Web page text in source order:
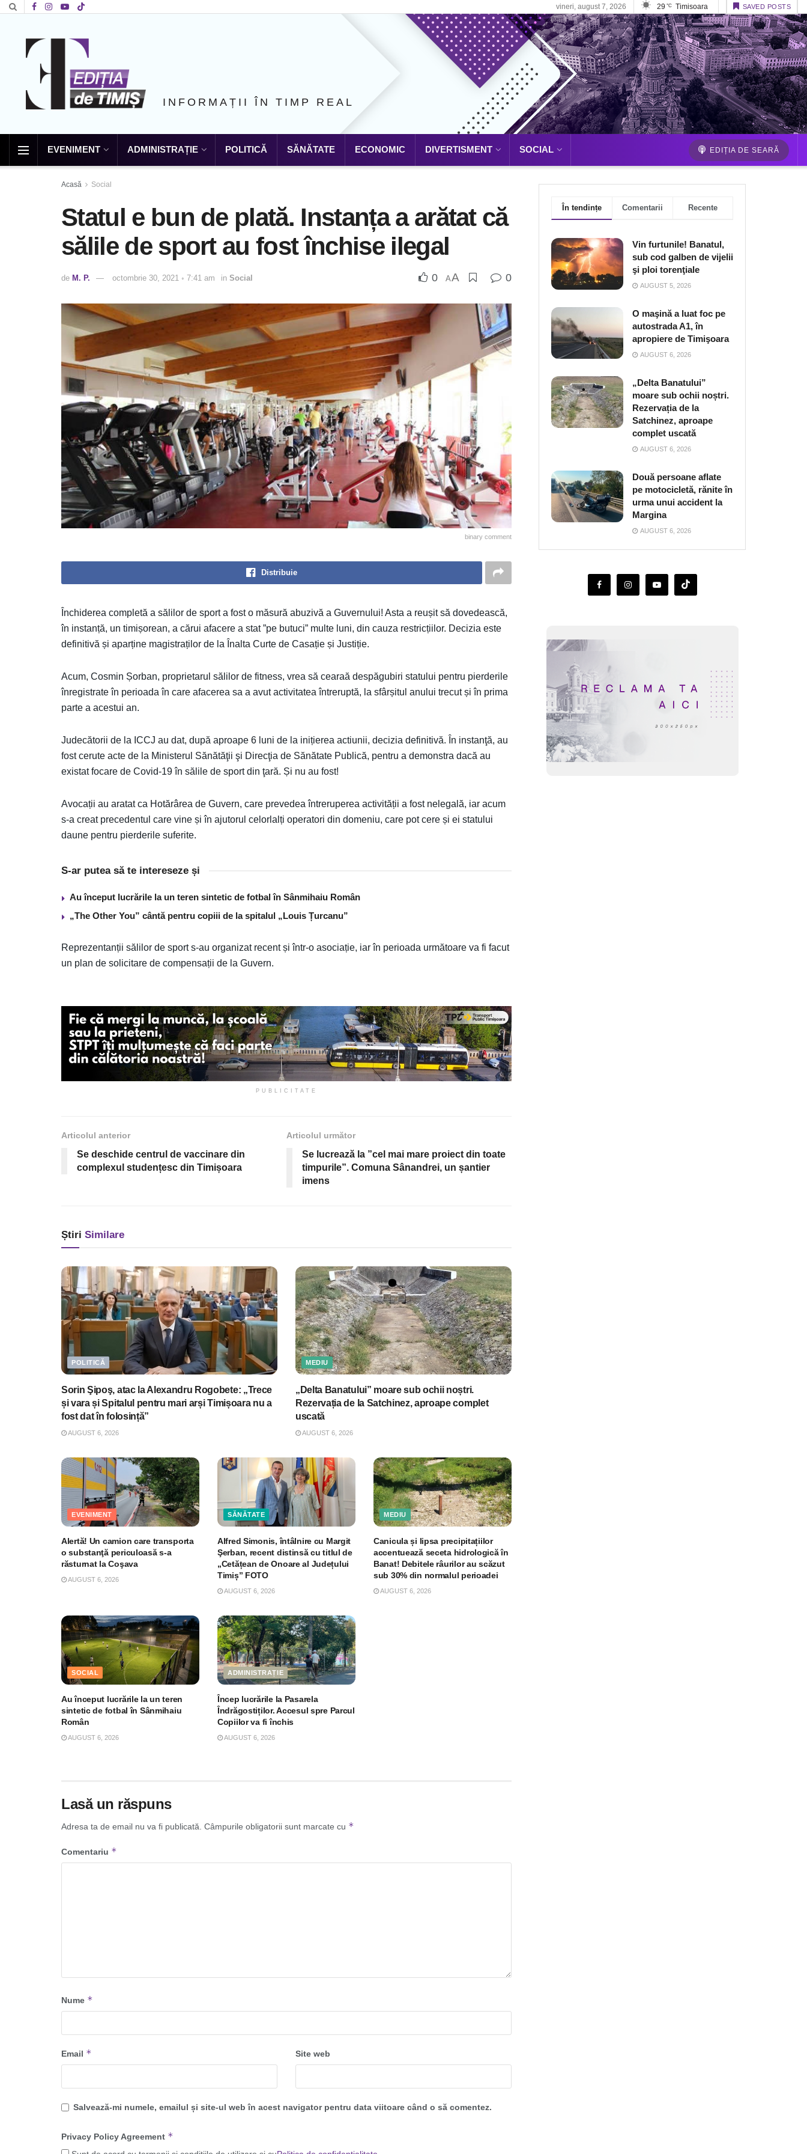
vineri, august 7, 2026 29 °C Timisoara SAVED POSTS
INFORMAȚII ÎN TIMP REAL
EVENIMENT ADMINISTRAȚIE POLITICĂ SĂNĂTATE ECONOMIC DIVERTISMENT SOCIAL EDIȚIA DE SEARĂ
Acasă Social
Statul e bun de plată. Instanța a arătat că
sălile de sport au fost închise ilegal
de M. P. octombrie 30, 2021 ◦ 7:41 am in Social 0 AA 0
binary comment
Distribuie
Închiderea completă a sălilor de sport a fost o măsură abuzivă a Guvernului! Asta a reușit să dovedească,
în instanță, un timișorean, a cărui afacere a stat ”pe butuci” multe luni, din cauza restricțiilor. Decizia este
definitivă și aparține magistraților de la Înalta Curte de Casație și Justiție.
Acum, Cosmin Șorban, proprietarul sălilor de fitness, vrea să cearaă despăgubiri statului pentru pierderile
înregistrate în perioada în care afacerea sa a avut activitatea întreruptă, la sfârșitul anului trecut și în prima
parte a acestui an.
Judecătorii de la ICCJ au dat, după aproape 6 luni de la inițierea actiunii, decizia definitivă. În instanţă, au
fost cerute acte de la Ministerul Sănătăţii şi Direcţia de Sănătate Publică, pentru a demonstra dacă au
existat focare de Covid-19 în sălile de sport din ţară. Și nu au fost!
Avocații au aratat ca Hotărârea de Guvern, care prevedea întreruperea activității a fost nelegală, iar acum
s-a creat precedentul care vine și în ajutorul celorlalți operatori din domeniu, care pot cere și ei statului
daune pentru pierderile suferite.
S-ar putea să te intereseze și
Au început lucrările la un teren sintetic de fotbal în Sânmihaiu Român
„The Other You” cântă pentru copiii de la spitalul „Louis Țurcanu”
Reprezentanții sălilor de sport s-au organizat recent și într-o asociație, iar în perioada următoare va fi facut
un plan de solicitare de compensații de la Guvern.
PUBLICITATE
Articolul anterior
Se deschide centrul de vaccinare din
complexul studențesc din Timișoara
Articolul următor
Se lucrează la ”cel mai mare proiect din toate
timpurile”. Comuna Sânandrei, un șantier
imens
Știri Similare
POLITICĂ
Sorin Şipoş, atac la Alexandru Rogobete: „Trece
și vara și Spitalul pentru mari arși Timișoara nu a
fost dat în folosință”
AUGUST 6, 2026
MEDIU
„Delta Banatului” moare sub ochii noștri.
Rezervația de la Satchinez, aproape complet
uscată
AUGUST 6, 2026
EVENIMENT
Alertă! Un camion care transporta
o substanţă periculoasă s-a
răsturnat la Coşava
AUGUST 6, 2026
SĂNĂTATE
Alfred Simonis, întâlnire cu Margit
Şerban, recent distinsă cu titlul de
„Cetățean de Onoare al Județului
Timiș” FOTO
AUGUST 6, 2026
MEDIU
Canicula și lipsa precipitațiilor
accentuează seceta hidrologică în
Banat! Debitele râurilor au scăzut
sub 30% din normalul perioadei
AUGUST 6, 2026
SOCIAL
Au început lucrările la un teren
sintetic de fotbal în Sânmihaiu
Român
AUGUST 6, 2026
ADMINISTRAȚIE
Încep lucrările la Pasarela
Îndrăgostiților. Accesul spre Parcul
Copiilor va fi închis
AUGUST 6, 2026
Lasă un răspuns
Adresa ta de email nu va fi publicată. Câmpurile obligatorii sunt marcate cu *
Comentariu *
Nume *
Email * Site web
Salvează-mi numele, emailul și site-ul web în acest navigator pentru data viitoare când o să comentez.
Privacy Policy Agreement *
În tendințe Comentarii Recente
Vin furtunile! Banatul,
sub cod galben de vijelii
şi ploi torenţiale
AUGUST 5, 2026
O maşină a luat foc pe
autostrada A1, în
apropiere de Timişoara
AUGUST 6, 2026
„Delta Banatului”
moare sub ochii noștri.
Rezervația de la
Satchinez, aproape
complet uscată
AUGUST 6, 2026
Două persoane aflate
pe motocicletă, rănite în
urma unui accident la
Margina
AUGUST 6, 2026